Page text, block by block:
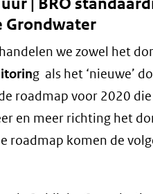
Grondwater
we zowel het
g als het ‘nieuwe’
roadmap voor 2020
en meer richting het
roadmap komen de